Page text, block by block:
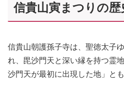
信貴山寅まつりの歴
信貴山朝護孫子寺は、聖徳太子
れ、毘沙門天と深い縁を持つ霊
沙門天が最初に出現した地」と